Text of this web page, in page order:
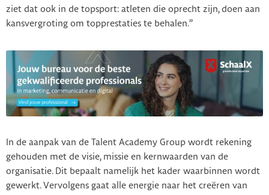
ziet dat ook in de topsport: atleten die oprecht zijn, doen aan
kansvergroting om topprestaties te behalen.’’
In de aanpak van de Talent Academy Group wordt rekening
gehouden met de visie, missie en kernwaarden van de
organisatie. Dit bepaalt namelijk het kader waarbinnen wordt
gewerkt. Vervolgens gaat alle energie naar het creëren van